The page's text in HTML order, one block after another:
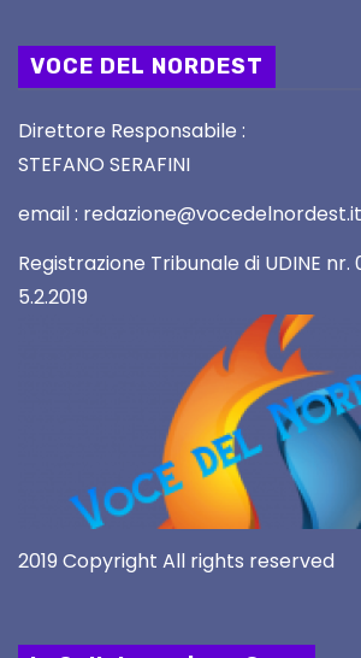
VOCE DEL NORDEST
Direttore Responsabile :
STEFANO SERAFINI
email : redazione@vocedelnordest.it
Registrazione Tribunale di UDINE nr.
5.2.2019
2019 Copyright All rights reserved